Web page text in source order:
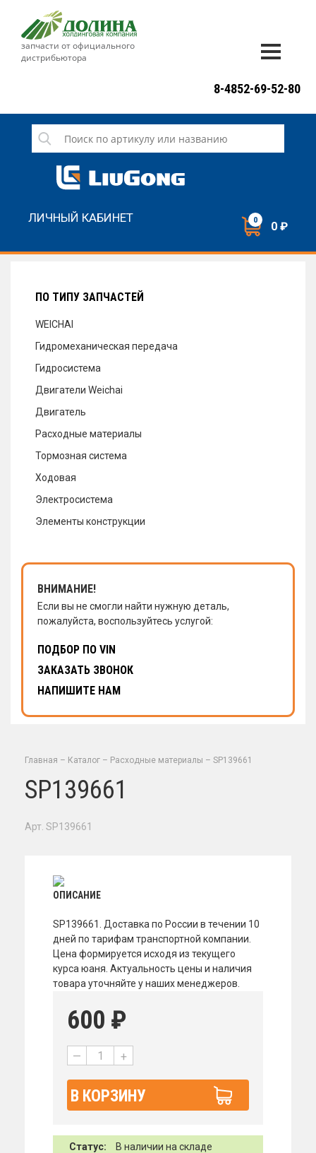
запчасти от официального
дистрибьютора
СЕРВИС
НОВОСТИ
8-4852-69-52-80
ЛИЧНЫЙ КАБИНЕТ 0 0 ₽
ПО ТИПУ ЗАПЧАСТЕЙ
WEICHAI
Гидромеханическая передача
Гидросистема
Двигатели Weichai
Двигатель
Расходные материалы
Тормозная система
Ходовая
Электросистема
Элементы конструкции
ВНИМАНИЕ!
Если вы не смогли найти нужную деталь,
пожалуйста, воспользуйтесь услугой:
ПОДБОР ПО VIN
ЗАКАЗАТЬ ЗВОНОК
НАПИШИТЕ НАМ
Главная – Каталог – Расходные материалы – SP139661
SP139661
Арт. SP139661
ОПИСАНИЕ
SP139661. Доставка по России в течении 10
дней по тарифам транспортной компании.
Цена формируется исходя из текущего
курса юаня. Актуальность цены и наличия
товара уточняйте у наших менеджеров.
600 ₽
— +
В КОРЗИНУ
Статус: В наличии на складе